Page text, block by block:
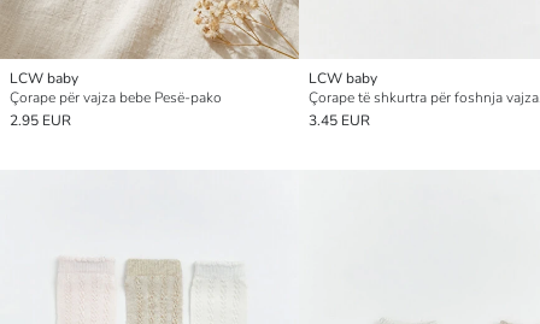
LCW baby
Çorape për vajza bebe Pesë-pako
2.95 EUR
LCW baby
3.45 EUR